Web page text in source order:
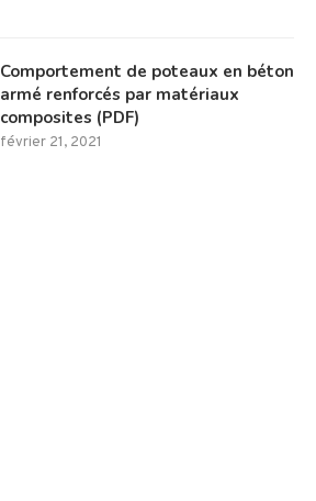
Comportement de poteaux en béton
armé renforcés par matériaux
composites (PDF)
février 21, 2021